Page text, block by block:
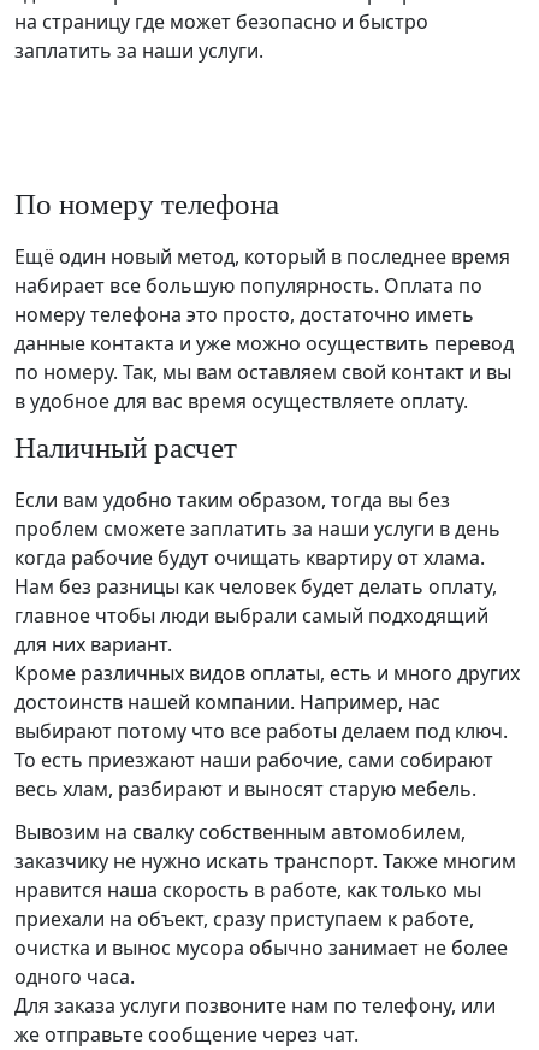
на страницу где может безопасно и быстро
заплатить за наши услуги.
По номеру телефона
Ещё один новый метод, который в последнее время
набирает все большую популярность. Оплата по
номеру телефона это просто, достаточно иметь
данные контакта и уже можно осуществить перевод
по номеру. Так, мы вам оставляем свой контакт и вы
в удобное для вас время осуществляете оплату.
Наличный расчет
Если вам удобно таким образом, тогда вы без
проблем сможете заплатить за наши услуги в день
когда рабочие будут очищать квартиру от хлама.
Нам без разницы как человек будет делать оплату,
главное чтобы люди выбрали самый подходящий
для них вариант.
Кроме различных видов оплаты, есть и много других
достоинств нашей компании. Например, нас
выбирают потому что все работы делаем под ключ.
То есть приезжают наши рабочие, сами собирают
весь хлам, разбирают и выносят старую мебель.
Вывозим на свалку собственным автомобилем,
заказчику не нужно искать транспорт. Также многим
нравится наша скорость в работе, как только мы
приехали на объект, сразу приступаем к работе,
очистка и вынос мусора обычно занимает не более
одного часа.
Для заказа услуги позвоните нам по телефону, или
же отправьте сообщение через чат.